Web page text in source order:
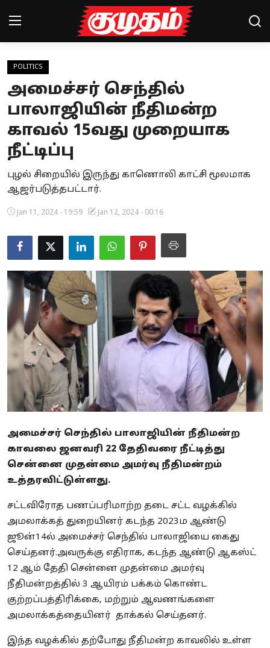
Home
Magazines
Games
Cinema
Videos
Health
Sports
Special Story
Business
Crime
Tamilnadu
National
World
Spirituality
Weather
Politics
POLITICS
அமைச்சர் செந்தில்
பாலாஜியின் நீதிமன்ற
காவல் 15வது முறையாக
நீட்டிப்பு
புழல் சிறையில் இருந்து காணொலி காட்சி மூலமாக
ஆஜர்படுத்தபட்டார்.
Jan 11, 2024 - 19:59 Jan 12, 2024 - 00:16
அமைச்சர் செந்தில் பாலாஜியின் நீதிமன்ற
காவலை ஜனவரி 22 தேதிவரை நீட்டித்து
சென்னை முதன்மை அமர்வு நீதிமன்றம்
உத்தரவிட்டுள்ளது.
சட்டவிரோத பணப்பரிமாற்ற தடை சட்ட வழக்கில்
அமலாக்கத் துறையினர் கடந்த 2023ம ஆண்டு
ஜூன்14ல் அமைச்சர் செந்தில் பாலாஜியை கைது
செய்தனர்.அவருக்கு எதிராக, கடந்த ஆண்டு ஆகஸ்ட்
12 ஆம் தேதி சென்னை முதன்மை அமர்வு
நீதிமன்றத்தில் 3 ஆயிரம் பக்கம் கொண்ட
குற்றப்பத்திரிக்கை, மற்றும் ஆவணங்களை
அமலாக்கத்தையினர் தாக்கல் செய்தனர்.
இந்த வழக்கில் தற்போது நீதிமன்ற காவலில் உள்ள